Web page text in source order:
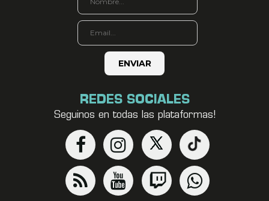
REDES SOCIALES
Seguinos en todas las plataformas!